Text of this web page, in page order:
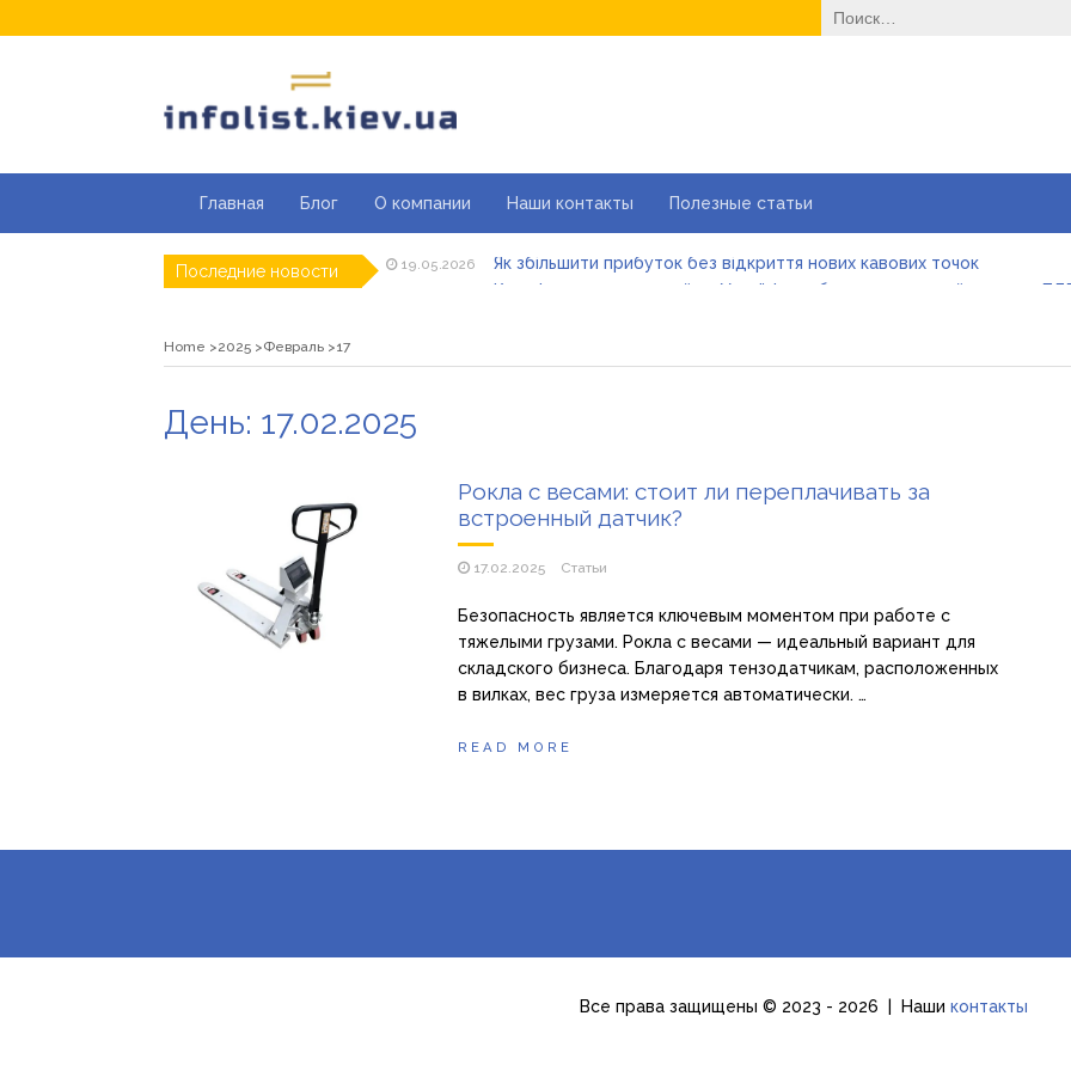
Найти:
Главная Блог О компании Наши контакты Полезные статьи
Последние новости Кращі автошколи онлайн в Україні: як обрати та де пройти тести
07.04.2026 Современные методы лечения эрозии шейки матки
19.05.2026
Home 2025 Февраль 17
День: 17.02.2025
Рокла с весами: стоит ли переплачивать за
встроенный датчик?
17.02.2025 Статьи
Безопасность является ключевым моментом при работе с
тяжелыми грузами. Рокла с весами — идеальный вариант для
складского бизнеса. Благодаря тензодатчикам, расположенных
в вилках, вес груза измеряется автоматически. …
READ MORE
Все права защищены © 2023 - 2026 | Наши контакты